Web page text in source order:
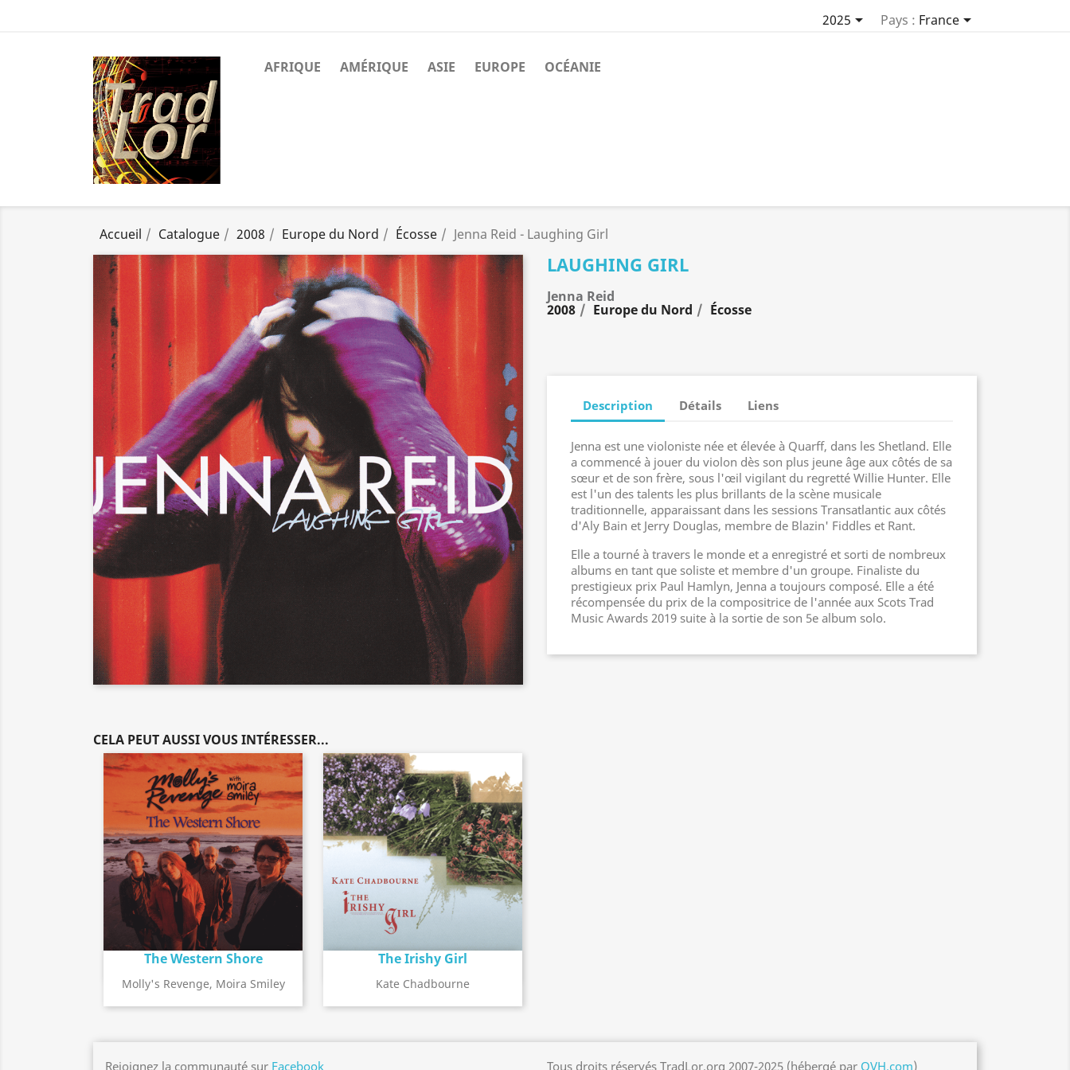
2025 Pays : France
AFRIQUE AMÉRIQUE ASIE EUROPE OCÉANIE
Accueil Catalogue 2008 Europe du Nord Écosse Jenna Reid - Laughing Girl
LAUGHING GIRL
Jenna Reid
2008 Europe du Nord Écosse
Description Détails Liens
Jenna est une violoniste née et élevée à Quarff, dans les Shetland. Elle
a commencé à jouer du violon dès son plus jeune âge aux côtés de sa
sœur et de son frère, sous l'œil vigilant du regretté Willie Hunter. Elle
est l'un des talents les plus brillants de la scène musicale
traditionnelle, apparaissant dans les sessions Transatlantic aux côtés
d'Aly Bain et Jerry Douglas, membre de Blazin' Fiddles et Rant.
Elle a tourné à travers le monde et a enregistré et sorti de nombreux
albums en tant que soliste et membre d'un groupe. Finaliste du
prestigieux prix Paul Hamlyn, Jenna a toujours composé. Elle a été
récompensée du prix de la compositrice de l'année aux Scots Trad
Music Awards 2019 suite à la sortie de son 5e album solo.
CELA PEUT AUSSI VOUS INTÉRESSER...
The Western Shore
Molly's Revenge, Moira Smiley
searchDétail de l'album The Irishy Girl
Kate Chadbourne
Détail de l'album
Rejoignez la communauté sur Facebook Tous droits réservés TradLor.org 2007-2025 (hébergé par OVH.com)